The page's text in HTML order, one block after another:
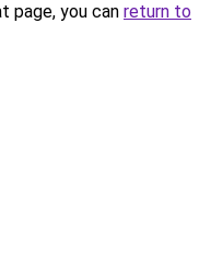
page, you can return to